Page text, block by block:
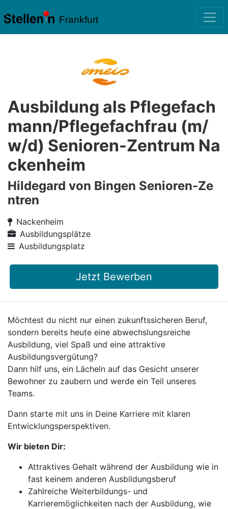
Frankfurt
Ausbildung als Pflegefach
mann/Pflegefachfrau (m/
w/d) Senioren-Zentrum Na
ckenheim
Hildegard von Bingen Senioren-Ze
ntren
Nackenheim
Ausbildungsplätze
Ausbildungsplatz
Jetzt Bewerben
Möchtest du nicht nur einen zukunftssicheren Beruf,
sondern bereits heute eine abwechslungsreiche
Ausbildung, viel Spaß und eine attraktive
Ausbildungsvergütung?
Dann hilf uns, ein Lächeln auf das Gesicht unserer
Bewohner zu zaubern und werde ein Teil unseres
Teams.
Dann starte mit uns in Deine Karriere mit klaren
Entwicklungsperspektiven.
Wir bieten Dir:
Attraktives Gehalt während der Ausbildung wie in
fast keinem anderen Ausbildungsberuf
Zahlreiche Weiterbildungs- und
Karrieremöglichkeiten nach der Ausbildung, wie